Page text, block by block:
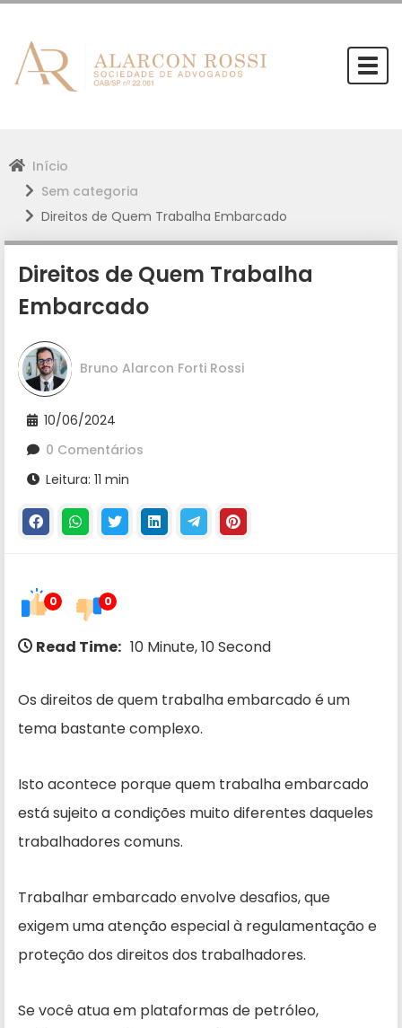
Início
Sem categoria
Direitos de Quem Trabalha Embarcado
Direitos de Quem Trabalha
Embarcado
Bruno Alarcon Forti Rossi
10/06/2024
0 Comentários
Leitura: 11 min
0 0
Read Time: 10 Minute, 10 Second
Os direitos de quem trabalha embarcado é um
tema bastante complexo.
Isto acontece porque quem trabalha embarcado
está sujeito a condições muito diferentes daqueles
trabalhadores comuns.
Trabalhar embarcado envolve desafios, que
exigem uma atenção especial à regulamentação e
proteção dos direitos dos trabalhadores.
Se você atua em plataformas de petróleo,